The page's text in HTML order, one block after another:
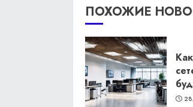
ПОХОЖИЕ